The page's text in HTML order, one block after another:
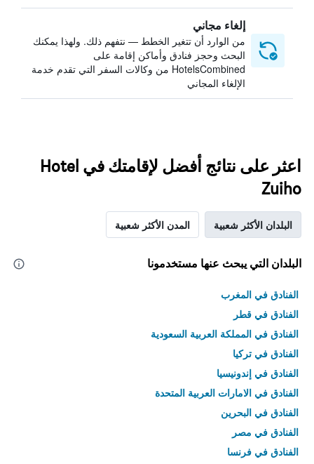
إلغاء مجاني
من الوارد أن تتغير الخطط — نتفهم ذلك. ولهذا يمكنك
البحث وحجز فنادق وأماكن إقامة على
HotelsCombined من وكالات السفر التي تقدم خدمة
الإلغاء المجاني
اعثر على نتائج أفضل لإقامتك في Hotel
Zuiho
البلدان الأكثر شعبية المدن الأكثر شعبية
البلدان التي يبحث عنها مستخدمونا
الفنادق في المغرب
الفنادق في قطر
الفنادق في المملكة العربية السعودية
الفنادق في تركيا
الفنادق في إندونيسيا
الفنادق في الامارات العربية المتحدة
الفنادق في البحرين
الفنادق في مصر
الفنادق في فرنسا